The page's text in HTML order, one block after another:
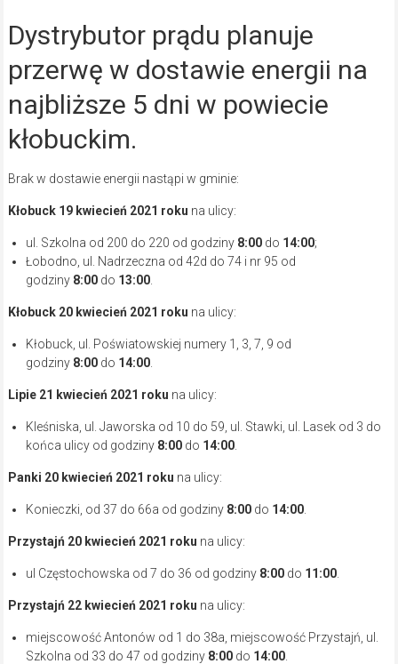
Dystrybutor prądu planuje
przerwę w dostawie energii na
najbliższe 5 dni w powiecie
kłobuckim.
Brak w dostawie energii nastąpi w gminie:
Kłobuck 19 kwiecień 2021 roku na ulicy:
ul. Szkolna od 200 do 220 od godziny 8:00 do 14:00;
Łobodno, ul. Nadrzeczna od 42d do 74 i nr 95 od
godziny 8:00 do 13:00.
Kłobuck 20 kwiecień 2021 roku na ulicy:
Kłobuck, ul. Poświatowskiej numery 1, 3, 7, 9 od
godziny 8:00 do 14:00.
Lipie 21 kwiecień 2021 roku na ulicy:
Kleśniska, ul. Jaworska od 10 do 59, ul. Stawki, ul. Lasek od 3 do
końca ulicy od godziny8:00 do 14:00.
Panki 20 kwiecień 2021 roku na ulicy:
Konieczki, od 37 do 66a od godziny8:00 do 14:00.
Przystajń 20 kwiecień 2021 roku na ulicy:
ul Częstochowska od 7 do 36 od godziny 8:00 do 11:00.
Przystajń 22 kwiecień 2021 roku na ulicy:
miejscowość Antonów od 1 do 38a, miejscowość Przystajń, ul.
Szkolna od 33 do 47 od godziny 8:00 do 14:00.